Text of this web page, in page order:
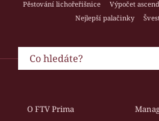
Pěstování lichořeřišnice
Výpočet
Nejlepší palačinky
O FTV Prima